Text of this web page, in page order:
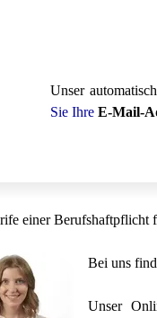
Unser
Sie Ihre E-Mail-
einer Berufshaftpflicht
Bei uns
Unser